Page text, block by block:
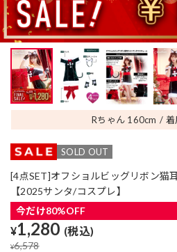
Rちゃん 160cm 着
SOLD OUT
[4点SET]オフショルビッグリボン猫
【2025サンタ/コスプレ】
今だけ80%OFF
¥1,280 (税込)
¥6,578